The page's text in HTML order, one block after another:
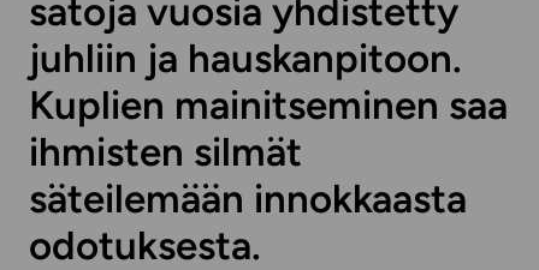
satoja vuosia yhdistetty
juhliin ja hauskanpitoon.
Kuplien mainitseminen saa
ihmisten silmät
säteilemään innokkaasta
odotuksesta.